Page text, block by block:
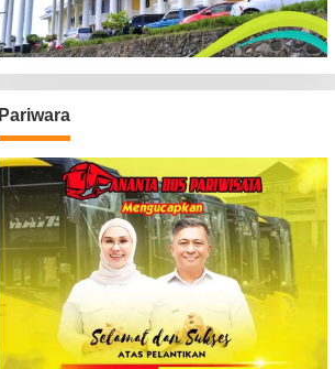
Pariwara